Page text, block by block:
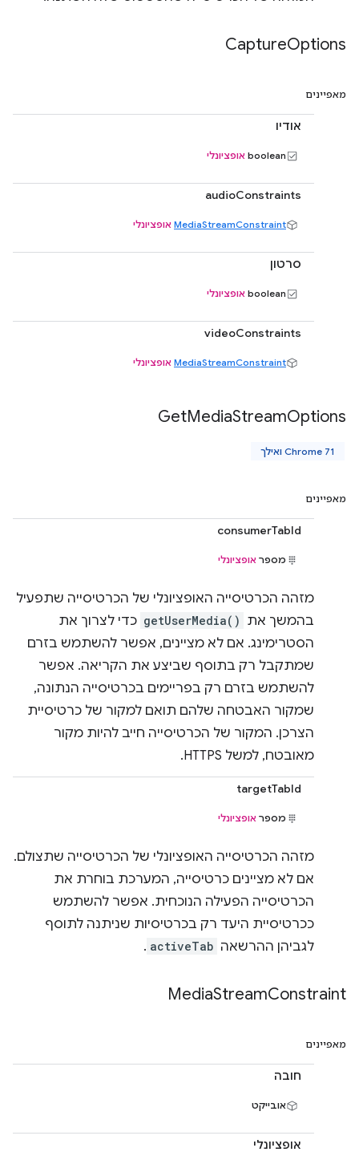
CaptureOptions
מאפיינים
אודיו
boolean אופציונלי
audioConstraints
MediaStreamConstraint אופציונלי
סרטון
boolean אופציונלי
videoConstraints
MediaStreamConstraint אופציונלי
GetMediaStreamOptions
Chrome 71 ואילך
מאפיינים
consumerTabId
מספר אופציונלי
מזהה הכרטיסייה האופציונלי של הכרטיסייה שתפעיל
בהמשך את getUserMedia() כדי לצרוך את
הסטרימינג. אם לא מציינים, אפשר להשתמש בזרם
שמתקבל רק בתוסף שביצע את הקריאה. אפשר
להשתמש בזרם רק בפריימים בכרטיסייה הנתונה,
שמקור האבטחה שלהם תואם למקור של כרטיסיית
הצרכן. המקור של הכרטיסייה חייב להיות מקור
מאובטח, למשל HTTPS.
targetTabId
מספר אופציונלי
מזהה הכרטיסייה האופציונלי של הכרטיסייה שתצולם.
אם לא מציינים כרטיסייה, המערכת בוחרת את
הכרטיסייה הפעילה הנוכחית. אפשר להשתמש
ככרטיסיית היעד רק בכרטיסיות שניתנה לתוסף
לגביהן ההרשאה activeTab
.
MediaStreamConstraint
מאפיינים
חובה
אובייקט
אופציונלי